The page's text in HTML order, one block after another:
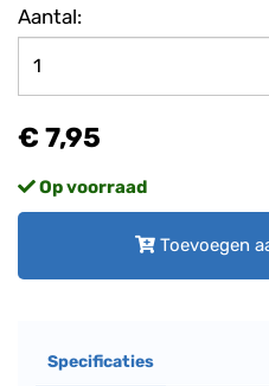
Aantal:
€ 7,95
Op voorraad
Toevoegen
Specificaties